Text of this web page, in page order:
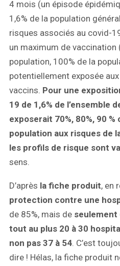
4 mois (un épisode
1,6% de la population
risques associés au covid-
un maximum de vaccination
population, 100% de la
potentiellement exposée
vaccins. Pour une
19 de 1,6% de l’ensemble
exposerait 70%, 80%, 90 %
population aux risques de
les profils de risque sont
sens.
D’après la fiche produit, en
protection contre une
de 85%, mais de seulement
tout au plus 20 à 30
non pas 37 à 54. C’est
dire ! Hélas, la fiche produit